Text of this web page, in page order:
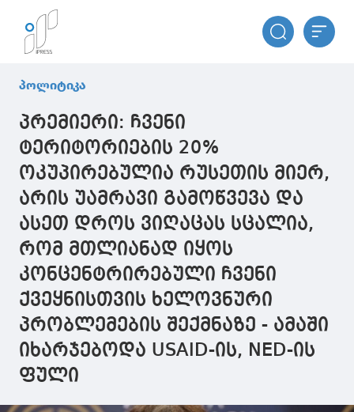
პოლიტიკა
პრემიერი: ჩვენი
ტერიტორიების 20%
ოკუპირებულია რუსეთის მიერ,
არის უამრავი გამოწვევა და
ასეთ დროს ვიღაცას სცალია,
რომ მთლიანად იყოს
კონცენტრირებული ჩვენი
ქვეყნისთვის ხელოვნური
პრობლემების შექმნაზე - ამაში
იხარჯებოდა USAID-ის, NED-ის
ფული